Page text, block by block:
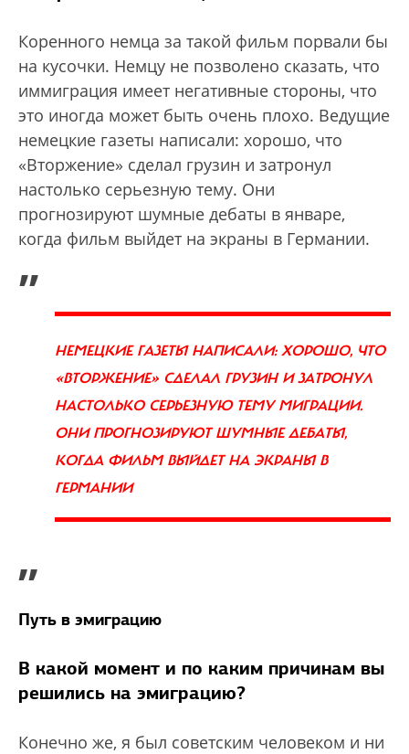
Коренного немца за такой фильм порвали бы
на кусочки. Немцу не позволено сказать, что
иммиграция имеет негативные стороны, что
это иногда может быть очень плохо. Ведущие
немецкие газеты написали: хорошо, что
«Вторжение» сделал грузин и затронул
настолько серьезную тему. Они
прогнозируют шумные дебаты в январе,
когда фильм выйдет на экраны в Германии.
„
НЕМЕЦКИЕ ГАЗЕТЫ НАПИСАЛИ: ХОРОШО, ЧТО
«ВТОРЖЕНИЕ» СДЕЛАЛ ГРУЗИН И ЗАТРОНУЛ
НАСТОЛЬКО СЕРЬЕЗНУЮ ТЕМУ МИГРАЦИИ.
ОНИ ПРОГНОЗИРУЮТ ШУМНЫЕ ДЕБАТЫ,
КОГДА ФИЛЬМ ВЫЙДЕТ НА ЭКРАНЫ В
ГЕРМАНИИ
”
Путь в эмиграцию
В какой момент и по каким причинам вы
решились на эмиграцию?
Конечно же, я был советским человеком и ни